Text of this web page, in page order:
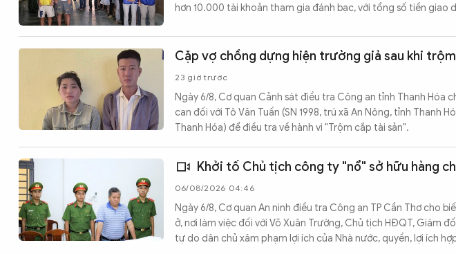
hơn 10.000 tài khoản tham gia đánh bạc, với tổng số tiền giao
Cặp vợ chồng dựng hiện trường giả sau khi
23 giờ trước
Ngày 6/8, Cơ quan Cảnh sát điều tra Công an tỉnh Thanh Hóa
can đối với Tô Văn Tuấn (SN 1998, trú xã An Nông, tỉnh Thanh
Thanh Hóa) để điều tra về hành vi "Trộm cắp tài sản".
Khởi tố Chủ tịch công ty "nổ" sở hữu hàng
06/08/2026 04:46
Ngày 6/8, Cơ quan An ninh điều tra Công an TP Cần Thơ cho
ở, nơi làm việc đối với Võ Xuân Trường, Chủ tịch HĐQT, Giám
tự do dân chủ xâm phạm lợi ích của Nhà nước, quyền, lợi ích